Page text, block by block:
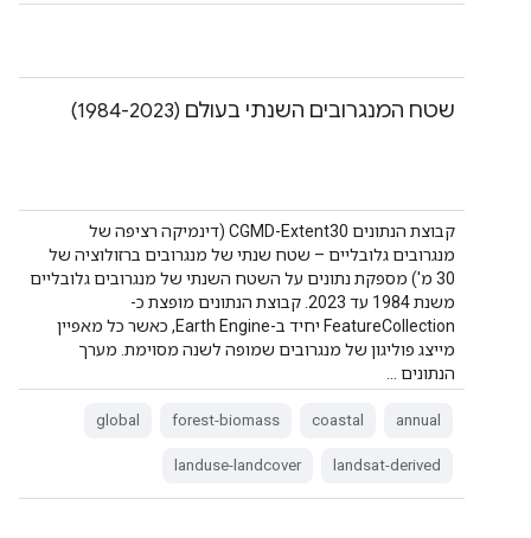
שטח המנגרובים השנתי בעולם (1984-2023)
קבוצת הנתונים CGMD-Extent30 (דינמיקה רציפה של
מנגרובים גלובליים – שטח שנתי של מנגרובים ברזולוציה של
30 מ') מספקת נתונים על השטח השנתי של מנגרובים גלובליים
משנת 1984 עד 2023. קבוצת הנתונים מופצת כ-
FeatureCollection יחיד ב-Earth Engine, כאשר כל מאפיין
מייצג פוליגון של מנגרובים שמופה לשנה מסוימת. מערך
הנתונים …
annual
coastal
forest-biomass
global
landsat-derived
landuse-landcover